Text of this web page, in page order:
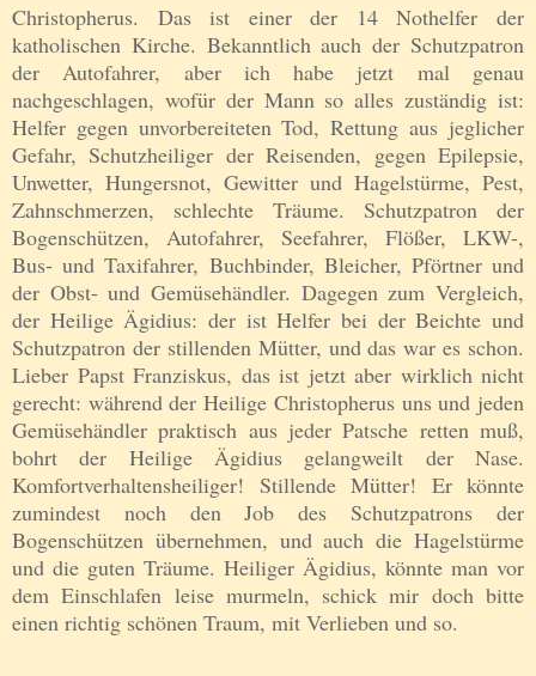
Christopherus. Das ist einer der 14 Nothelfer der
katholischen Kirche. Bekanntlich auch der Schutzpatron
der Autofahrer, aber ich habe jetzt mal genau
nachgeschlagen, wofür der Mann so alles zuständig ist:
Helfer gegen unvorbereiteten Tod, Rettung aus jeglicher
Gefahr, Schutzheiliger der Reisenden, gegen Epilepsie,
Unwetter, Hungersnot, Gewitter und Hagelstürme, Pest,
Zahnschmerzen, schlechte Träume. Schutzpatron der
Bogenschützen, Autofahrer, Seefahrer, Flößer, LKW-,
Bus- und Taxifahrer, Buchbinder, Bleicher, Pförtner und
der Obst- und Gemüsehändler. Dagegen zum Vergleich,
der Heilige Ägidius: der ist Helfer bei der Beichte und
Schutzpatron der stillenden Mütter, und das war es schon.
Lieber Papst Franziskus, das ist jetzt aber wirklich nicht
gerecht: während der Heilige Christopherus uns und jeden
Gemüsehändler praktisch aus jeder Patsche retten muß,
bohrt der Heilige Ägidius gelangweilt der Nase.
Komfortverhaltensheiliger! Stillende Mütter! Er könnte
zumindest noch den Job des Schutzpatrons der
Bogenschützen übernehmen, und auch die Hagelstürme
und die guten Träume. Heiliger Ägidius, könnte man vor
dem Einschlafen leise murmeln, schick mir doch bitte
einen richtig schönen Traum, mit Verlieben und so.